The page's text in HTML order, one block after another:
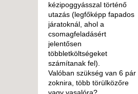
kézipoggyásszal történő
utazás (legfőképp fapados
járatoknál, ahol a
csomagfeladásért
jelentősen
többletköltségeket
számítanak fel).
Valóban szükség van 6 pár
zoknira, több törülközőre